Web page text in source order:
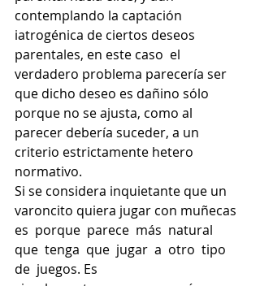
contemplando la captación
iatrogénica de ciertos deseos
parentales, en este caso  el
verdadero problema parecería ser
que dicho deseo es dañino sólo
porque no se ajusta, como al
parecer debería suceder, a un
criterio estrictamente hetero
normativo.
Si se considera inquietante que un
varoncito quiera jugar con muñecas
es  porque  parece  más  natural
que  tenga  que  jugar  a  otro  tipo
de  juegos. Es